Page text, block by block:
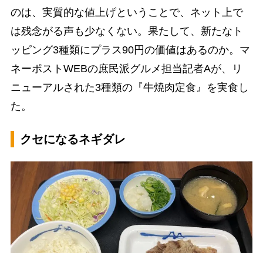
のは、実質的な値上げということで、ネット上で
は残念がる声も少なくない。果たして、新たなト
ッピング3種類にプラス90円の価値はあるのか。マ
ネーポストWEBの庶民派グルメ担当記者Aが、リ
ニューアルされた3種類の『牛焼肉定食』を実食し
た。
クセになるネギダレ